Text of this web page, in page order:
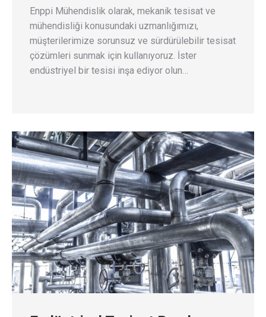
Enppi Mühendislik olarak, mekanik tesisat ve
mühendisliği konusundaki uzmanlığımızı,
müşterilerimize sorunsuz ve sürdürülebilir tesisat
çözümleri sunmak için kullanıyoruz. İster
endüstriyel bir tesisi inşa ediyor olun…